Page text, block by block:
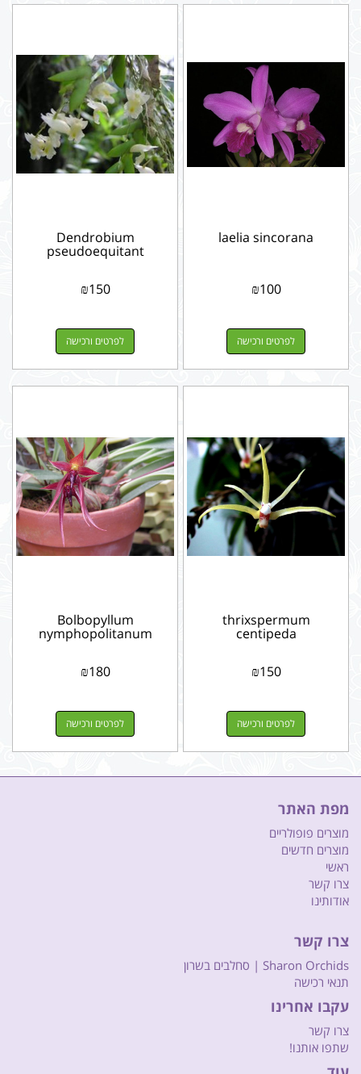
laelia sincorana
₪100
לפרטים ורכישה
Dendrobium
pseudoequitant
₪150
לפרטים ורכישה
thrixspermum
centipeda
₪150
לפרטים ורכישה
Bolbopyllum
nymphopolitanum
₪180
לפרטים ורכישה
מפת האתר
מוצרים פופולריים
מוצרים חדשים
ראשי
צרו קשר
אודותינו
צרו קשר
Sharon Orchids | סחלבים בשרון
תנאי רכישה
עקבו אחרינו
צרו קשר
שתפו אותנו!